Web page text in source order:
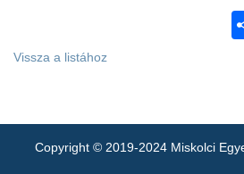
Vissza a listához
Copyright © 2019-2024 Miskolci